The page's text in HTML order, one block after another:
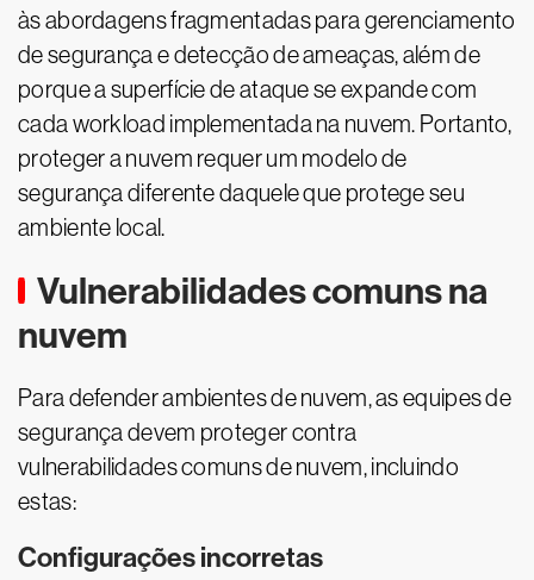
às abordagens fragmentadas para gerenciamento
de segurança e detecção de ameaças, além de
porque a superfície de ataque se expande com
cada workload implementada na nuvem. Portanto,
proteger a nuvem requer um modelo de
segurança diferente daquele que protege seu
ambiente local.
Vulnerabilidades comuns na
nuvem
Para defender ambientes de nuvem, as equipes de
segurança devem proteger contra
vulnerabilidades comuns de nuvem, incluindo
estas:
Configurações incorretas